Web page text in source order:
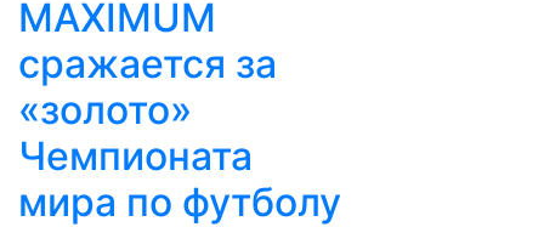
MAXIMUM
сражается за
«золото»
Чемпионата
мира по футболу